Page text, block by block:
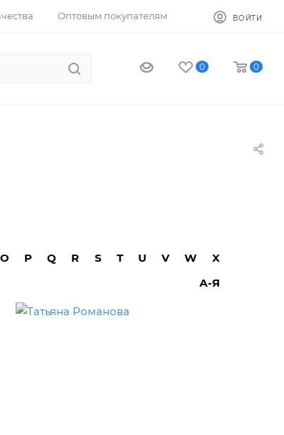
Оптовым покупателям ВОЙТИ
0 0
O P Q R S T U V W
X
А-Я